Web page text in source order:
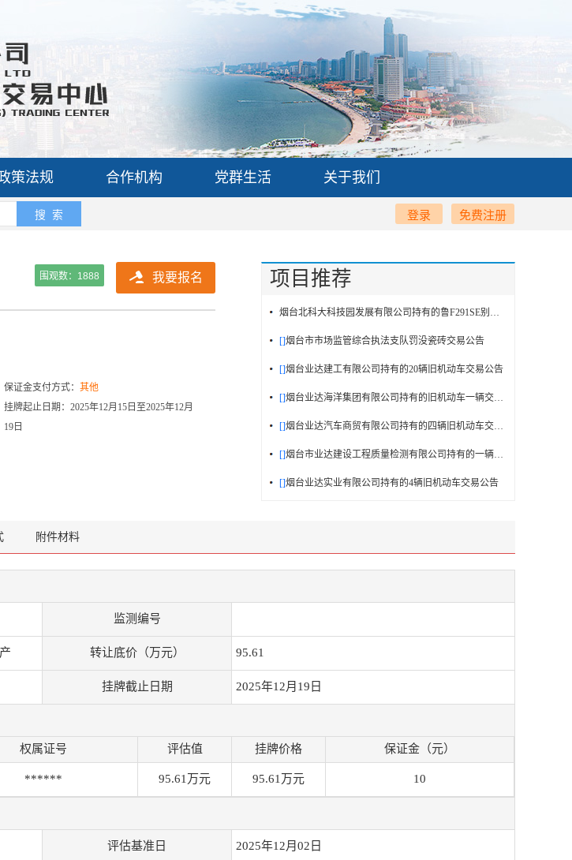
策法规 合作机构 党群生活 关于我们
搜 索 免费注册
登录
我要报名
围观数： 1888
保证金支付方式： 其他
挂牌起止日期：2025年12月15日至2025年12月
19日
项目推荐
烟台北科大科技园发展有限公司持有的鲁F291SE别克牌小型普通客车交易公告
[]烟台市市场监管综合执法支队罚没瓷砖交易公告
[]烟台业达建工有限公司持有的20辆旧机动车交易公告
[]烟台业达海洋集团有限公司持有的旧机动车一辆交易公告
[]烟台业达汽车商贸有限公司持有的四辆旧机动车交易公告
[]烟台市业达建设工程质量检测有限公司持有的一辆旧机动车交易公告
[]烟台业达实业有限公司持有的4辆旧机动车交易公告
附件材料
监测编号
转让底价（万元） 95.61
挂牌截止日期 2025年12月19日
权属证号 评估值 挂牌价格 保证金（元）
****** 95.61万元 95.61万元 10
评估基准日 2025年12月02日